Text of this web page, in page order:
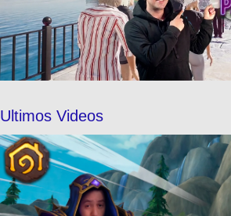
Ultimos Videos